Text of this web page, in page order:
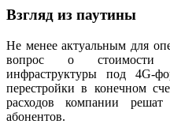
Взгляд из паутины
Не менее актуальным для
вопрос о стоимости
инфраструктуры под 4G-
перестройки в конечном
расходов компании решат
абонентов.